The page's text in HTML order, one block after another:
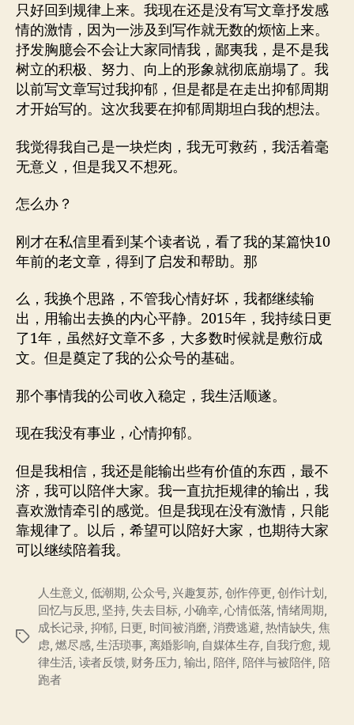
只好回到规律上来。我现在还是没有写文章抒发感
情的激情，因为一涉及到写作就无数的烦恼上来。
抒发胸臆会不会让大家同情我，鄙夷我，是不是我
树立的积极、努力、向上的形象就彻底崩塌了。我
以前写文章写过我抑郁，但是都是在走出抑郁周期
才开始写的。这次我要在抑郁周期坦白我的想法。
我觉得我自己是一块烂肉，我无可救药，我活着毫
无意义，但是我又不想死。
怎么办？
刚才在私信里看到某个读者说，看了我的某篇快10
年前的老文章，得到了启发和帮助。那
么，我换个思路，不管我心情好坏，我都继续输
出，用输出去换的内心平静。2015年，我持续日更
了1年，虽然好文章不多，大多数时候就是敷衍成
文。但是奠定了我的公众号的基础。
那个事情我的公司收入稳定，我生活顺遂。
现在我没有事业，心情抑郁。
但是我相信，我还是能输出些有价值的东西，最不
济，我可以陪伴大家。我一直抗拒规律的输出，我
喜欢激情牵引的感觉。但是我现在没有激情，只能
靠规律了。以后，希望可以陪好大家，也期待大家
可以继续陪着我。
标
人生意义 , 低潮期,公众号, 兴趣复苏, 创作停更, 创作计划,
回忆与反思, 坚持, 失去目标, 小确幸,心情低落,情绪周期,
成长记录, 抑郁, 日更, 时间被消磨, 消费逃避,热情缺失, 焦
虑,燃尽感, 生活琐事, 离婚影响, 自媒体生存, 自我疗愈, 规
律生活, 读者反馈, 财务压力, 输出, 陪伴, 陪伴与被陪伴, 陪
跑者